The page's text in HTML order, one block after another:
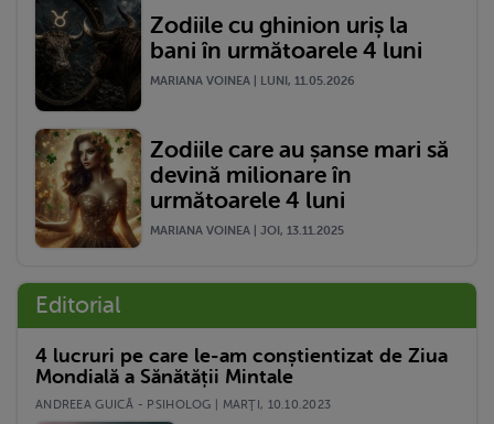
Zodiile cu ghinion uriș la
bani în următoarele 4 luni
MARIANA VOINEA | LUNI, 11.05.2026
Zodiile care au șanse mari să
devină milionare în
următoarele 4 luni
MARIANA VOINEA | JOI, 13.11.2025
Editorial
4 lucruri pe care le-am conștientizat de Ziua
Mondială a Sănătății Mintale
ANDREEA GUICĂ - PSIHOLOG | MARŢI, 10.10.2023